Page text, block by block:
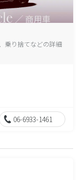
乗り捨てなどの詳細
06-6933-1461